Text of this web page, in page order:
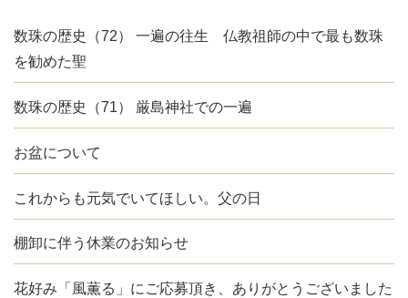
数珠の歴史（72） 一遍の往生 仏教祖師の中で最も数珠
を勧めた聖
数珠の歴史（71） 厳島神社での一遍
お盆について
これからも元気でいてほしい。父の日
棚卸に伴う休業のお知らせ
花好み「風薫る」にご応募頂き、ありがとうございました